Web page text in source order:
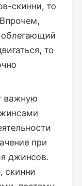
скинни, то
облегающий
то
важную
при
джинсов.
скинни